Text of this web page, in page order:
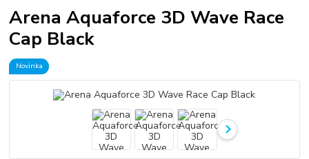
Arena Aquaforce 3D Wave Race
Cap Black
Novinka